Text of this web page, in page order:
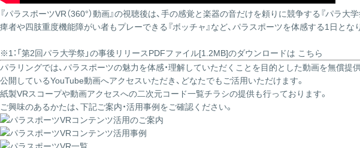
『パラスポーツVR（360°）動画』の視聴後は、手の感覚と楽器の音だけを頼りに競争する『パラ
痺者や四肢重度機能障がい者もプレーできる『ボッチャ』など、パラスポーツを体感する1日とな
※1：「第2回パラ大学祭」の事後リリースPDFファイル[1.2MB]のダウンロードは こちら
パラリングでは、パラスポーツの魅力を体感・理解していただくことを目的とした動画を無償提供
公開しているYouTube動画へアクセスいただき、どなたでもご活用いただけます。
紙製VRスコープや動画アクセスへの二次元コード一覧チラシの提供も行っております。
ご興味のあるかたは、下記ご案内・活用事例をご確認ください。